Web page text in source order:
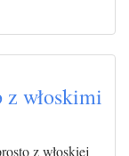
włoskimi
z włoskiej